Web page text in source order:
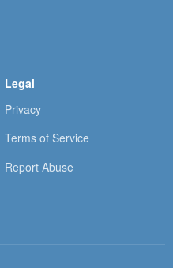
Legal
Privacy
Terms of Service
Report Abuse